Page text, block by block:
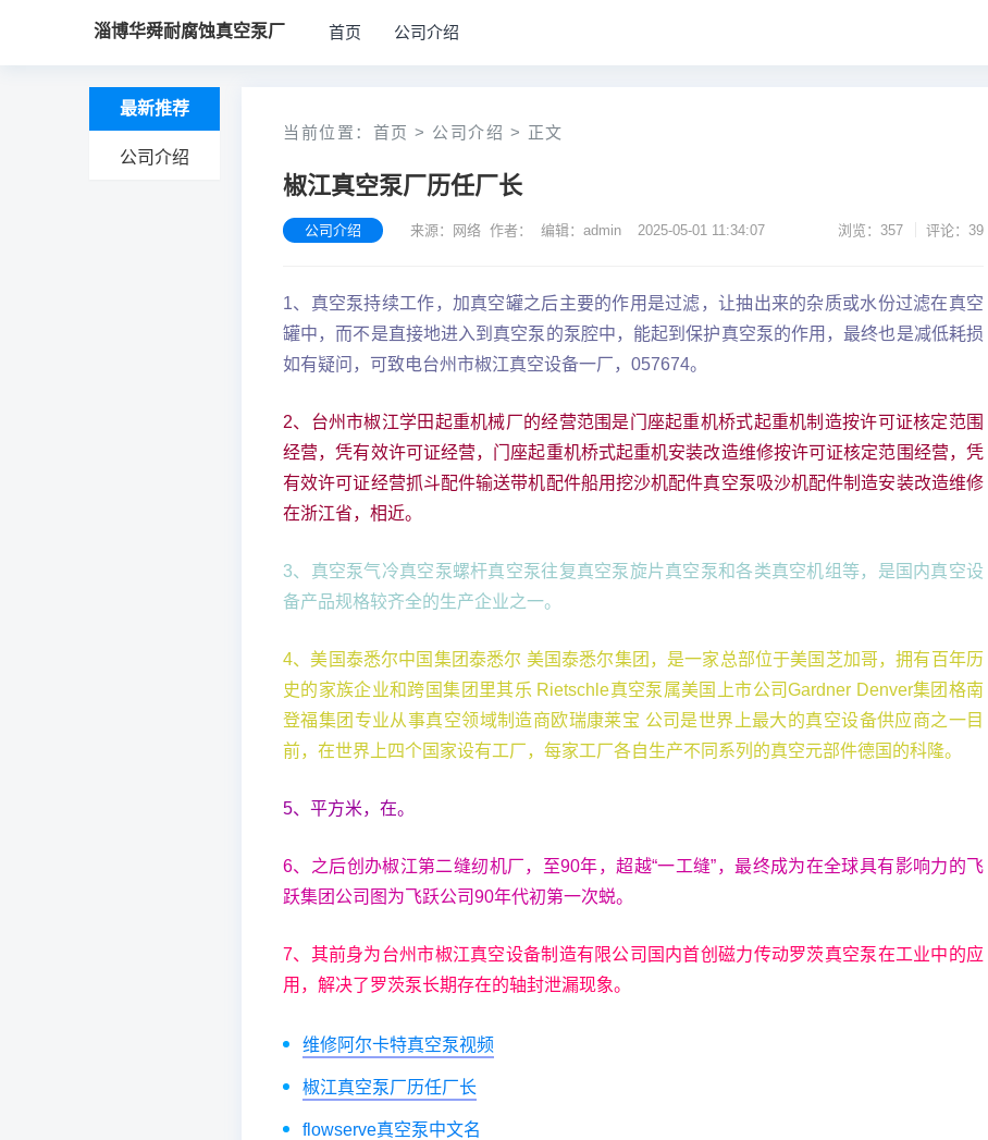
淄博华舜耐腐蚀真空泵厂 首页 公司介绍
最新推荐
公司介绍
当前位置： 首页 > 公司介绍 > 正文
椒江真空泵厂历任厂长
公司介绍 来源：网络 作者： 编辑：admin 2025-05-01 11:34:07 浏览：357 评论：39
1、真空泵持续工作，加真空罐之后主要的作用是过滤，让抽出来的杂质或水份过滤在真空
罐中，而不是直接地进入到真空泵的泵腔中，能起到保护真空泵的作用，最终也是减低耗损
如有疑问，可致电台州市椒江真空设备一厂，057674。
2、台州市椒江学田起重机械厂的经营范围是门座起重机桥式起重机制造按许可证核定范围
经营，凭有效许可证经营，门座起重机桥式起重机安装改造维修按许可证核定范围经营，凭
有效许可证经营抓斗配件输送带机配件船用挖沙机配件真空泵吸沙机配件制造安装改造维修
在浙江省，相近。
3、真空泵气冷真空泵螺杆真空泵往复真空泵旋片真空泵和各类真空机组等，是国内真空设
备产品规格较齐全的生产企业之一。
4、美国泰悉尔中国集团泰悉尔 美国泰悉尔集团，是一家总部位于美国芝加哥，拥有百年历
史的家族企业和跨国集团里其乐 Rietschle真空泵属美国上市公司Gardner Denver集团格南
登福集团专业从事真空领域制造商欧瑞康莱宝 公司是世界上最大的真空设备供应商之一目
前，在世界上四个国家设有工厂，每家工厂各自生产不同系列的真空元部件德国的科隆。
5、平方米，在。
6、之后创办椒江第二缝纫机厂，至90年，超越“一工缝”，最终成为在全球具有影响力的飞
跃集团公司图为飞跃公司90年代初第一次蜕。
7、其前身为台州市椒江真空设备制造有限公司国内首创磁力传动罗茨真空泵在工业中的应
用，解决了罗茨泵长期存在的轴封泄漏现象。
维修阿尔卡特真空泵视频
椒江真空泵厂历任厂长
flowserve真空泵中文名